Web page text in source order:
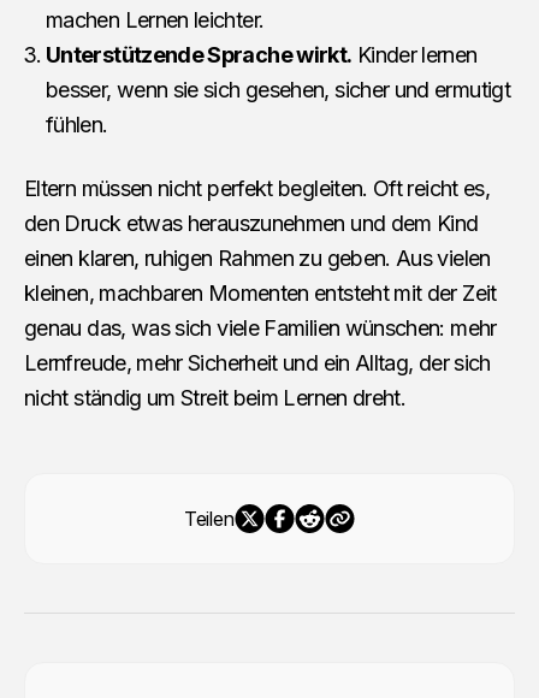
machen Lernen leichter.
Unterstützende Sprache wirkt. Kinder lernen
besser, wenn sie sich gesehen, sicher und ermutigt
fühlen.
Eltern müssen nicht perfekt begleiten. Oft reicht es,
den Druck etwas herauszunehmen und dem Kind
einen klaren, ruhigen Rahmen zu geben. Aus vielen
kleinen, machbaren Momenten entsteht mit der Zeit
genau das, was sich viele Familien wünschen: mehr
Lernfreude, mehr Sicherheit und ein Alltag, der sich
nicht ständig um Streit beim Lernen dreht.
Teilen